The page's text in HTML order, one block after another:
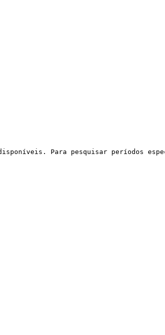
disponíveis. Para pesquisar períodos